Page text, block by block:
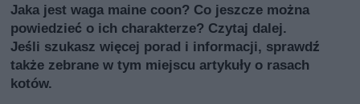
Jaka jest waga maine coon? Co jeszcze można
powiedzieć o ich charakterze? Czytaj dalej.
Jeśli szukasz więcej porad i informacji, sprawdź
także zebrane w tym miejscu artykuły o rasach
kotów.